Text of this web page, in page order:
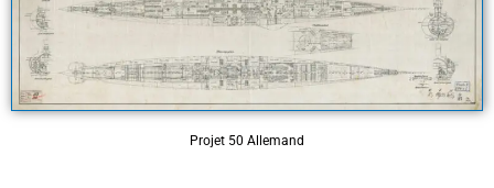
Projet 50 Allemand